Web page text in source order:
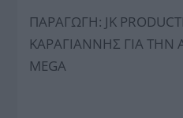
ΠΑΡΑΓΩΓΗ: JK
ΚΑΡΑΓΙΑΝΝΗΣ ΓΙΑ ΤΗΝ
MEGA